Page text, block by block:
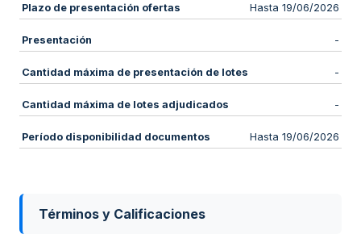
Plazo de presentación ofertas Hasta 19/06/2026
Presentación -
Cantidad máxima de presentación de lotes -
Cantidad máxima de lotes adjudicados -
Período disponibilidad documentos Hasta 19/06/2026
Términos y Calificaciones